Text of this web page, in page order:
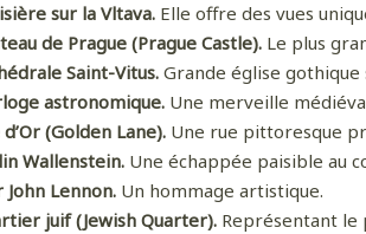
sur la Vltava. Elle offre des vues
de Prague (Prague Castle). Le plus
Saint-Vitus. Grande église gothique
astronomique. Une merveille
d’Or (Golden Lane). Une rue pittoresque
Wallenstein. Une échappée paisible au
John Lennon. Un hommage artistique.
juif (Jewish Quarter). Représentant le